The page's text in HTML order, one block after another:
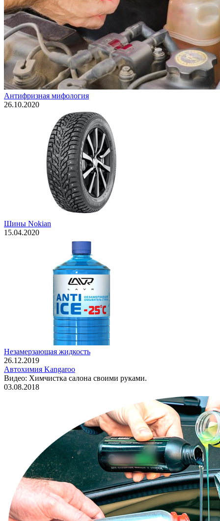
Антифризная мифология
26.10.2020
Шины Nokian
15.04.2020
Незамерзающая жидкость
26.12.2019
Автохимия Kangaroo
Видео: Химчистка салона своими руками.
03.08.2018